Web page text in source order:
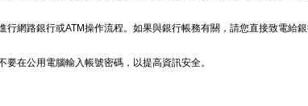
網路銀行或ATM操作流程。如果與銀行帳務有關，請您直接致電給
在公用電腦輸入帳號密碼，以提高資訊安全。